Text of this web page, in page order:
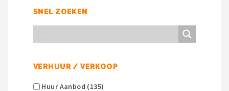
SNEL ZOEKEN
VERHUUR / VERKOOP
Huur Aanbod (135)